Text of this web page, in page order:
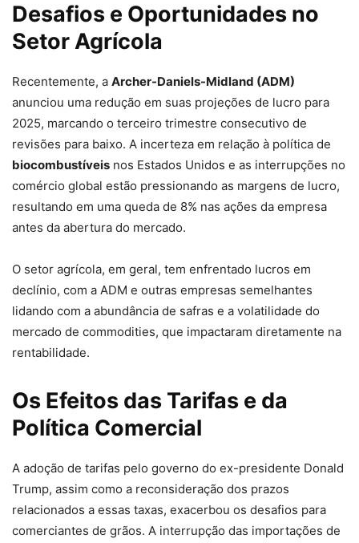
Desafios e Oportunidades no
Setor Agrícola
Recentemente, a Archer-Daniels-Midland (ADM)
anunciou uma redução em suas projeções de lucro para
2025, marcando o terceiro trimestre consecutivo de
revisões para baixo. A incerteza em relação à política de
biocombustíveis nos Estados Unidos e as interrupções no
comércio global estão pressionando as margens de lucro,
resultando em uma queda de 8% nas ações da empresa
antes da abertura do mercado.
O setor agrícola, em geral, tem enfrentado lucros em
declínio, com a ADM e outras empresas semelhantes
lidando com a abundância de safras e a volatilidade do
mercado de commodities, que impactaram diretamente na
rentabilidade.
Os Efeitos das Tarifas e da
Política Comercial
A adoção de tarifas pelo governo do ex-presidente Donald
Trump, assim como a reconsideração dos prazos
relacionados a essas taxas, exacerbou os desafios para
comerciantes de grãos. A interrupção das importações de